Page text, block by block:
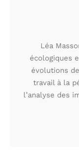
Léa
écologiques
évolutions
travail à la
l’analyse des